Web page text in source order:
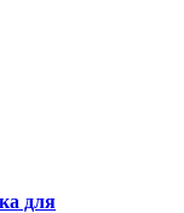
для